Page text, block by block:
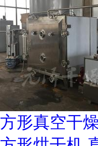
方形真空干